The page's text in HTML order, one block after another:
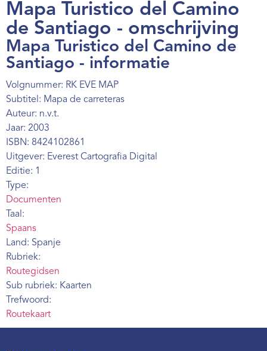
Regio’s
Nieuws
Agenda
Webshop
Mapa Turistico del Camino
de Santiago - omschrijving
Mapa Turistico del Camino de
Santiago - informatie
Volgnummer: RK EVE MAP
Subtitel: Mapa de carreteras
Auteur: n.v.t.
Jaar: 2003
ISBN: 8424102861
Uitgever: Everest Cartografia Digital
Editie: 1
Type:
Documenten
Taal:
Spaans
Land: Spanje
Rubriek:
Routegidsen
Sub rubriek: Kaarten
Trefwoord:
Routekaart